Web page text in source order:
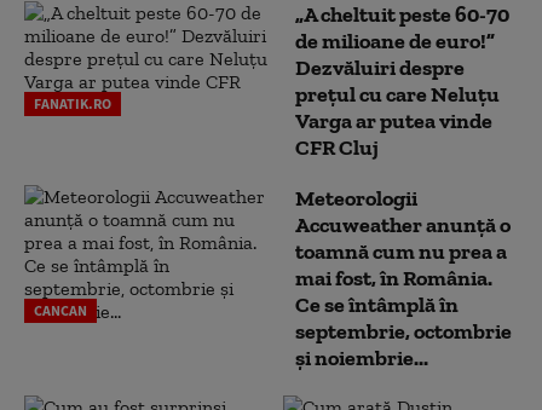
FANATIK.RO
„A cheltuit peste 60-70
de milioane de euro!”
Dezvăluiri despre
prețul cu care Neluțu
Varga ar putea vinde
CFR Cluj
CANCAN
Meteorologii
Accuweather anunță o
toamnă cum nu prea a
mai fost, în România.
Ce se întâmplă în
septembrie, octombrie
și noiembrie...